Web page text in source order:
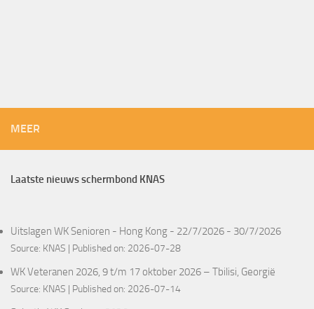
MEER
Laatste nieuws schermbond KNAS
Uitslagen WK Senioren - Hong Kong - 22/7/2026 - 30/7/2026
Source: KNAS Published on: 2026-07-28
WK Veteranen 2026, 9 t/m 17 oktober 2026 – Tbilisi, Georgië
Source: KNAS Published on: 2026-07-14